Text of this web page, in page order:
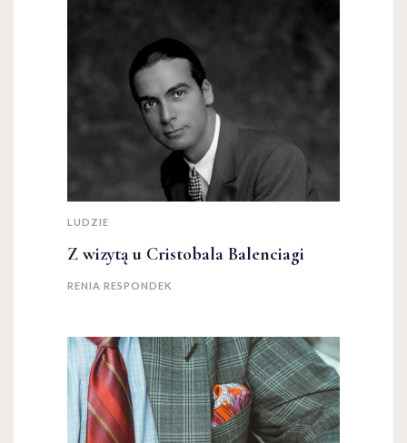
LUDZIE
Z wizytą u Cristobala Balenciagi
RENIA RESPONDEK